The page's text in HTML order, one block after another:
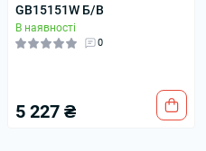
GB15151W Б/В
В наявності
0
5 227 ₴